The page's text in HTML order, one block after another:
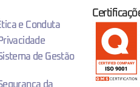
e Conduta
de Gestão
da